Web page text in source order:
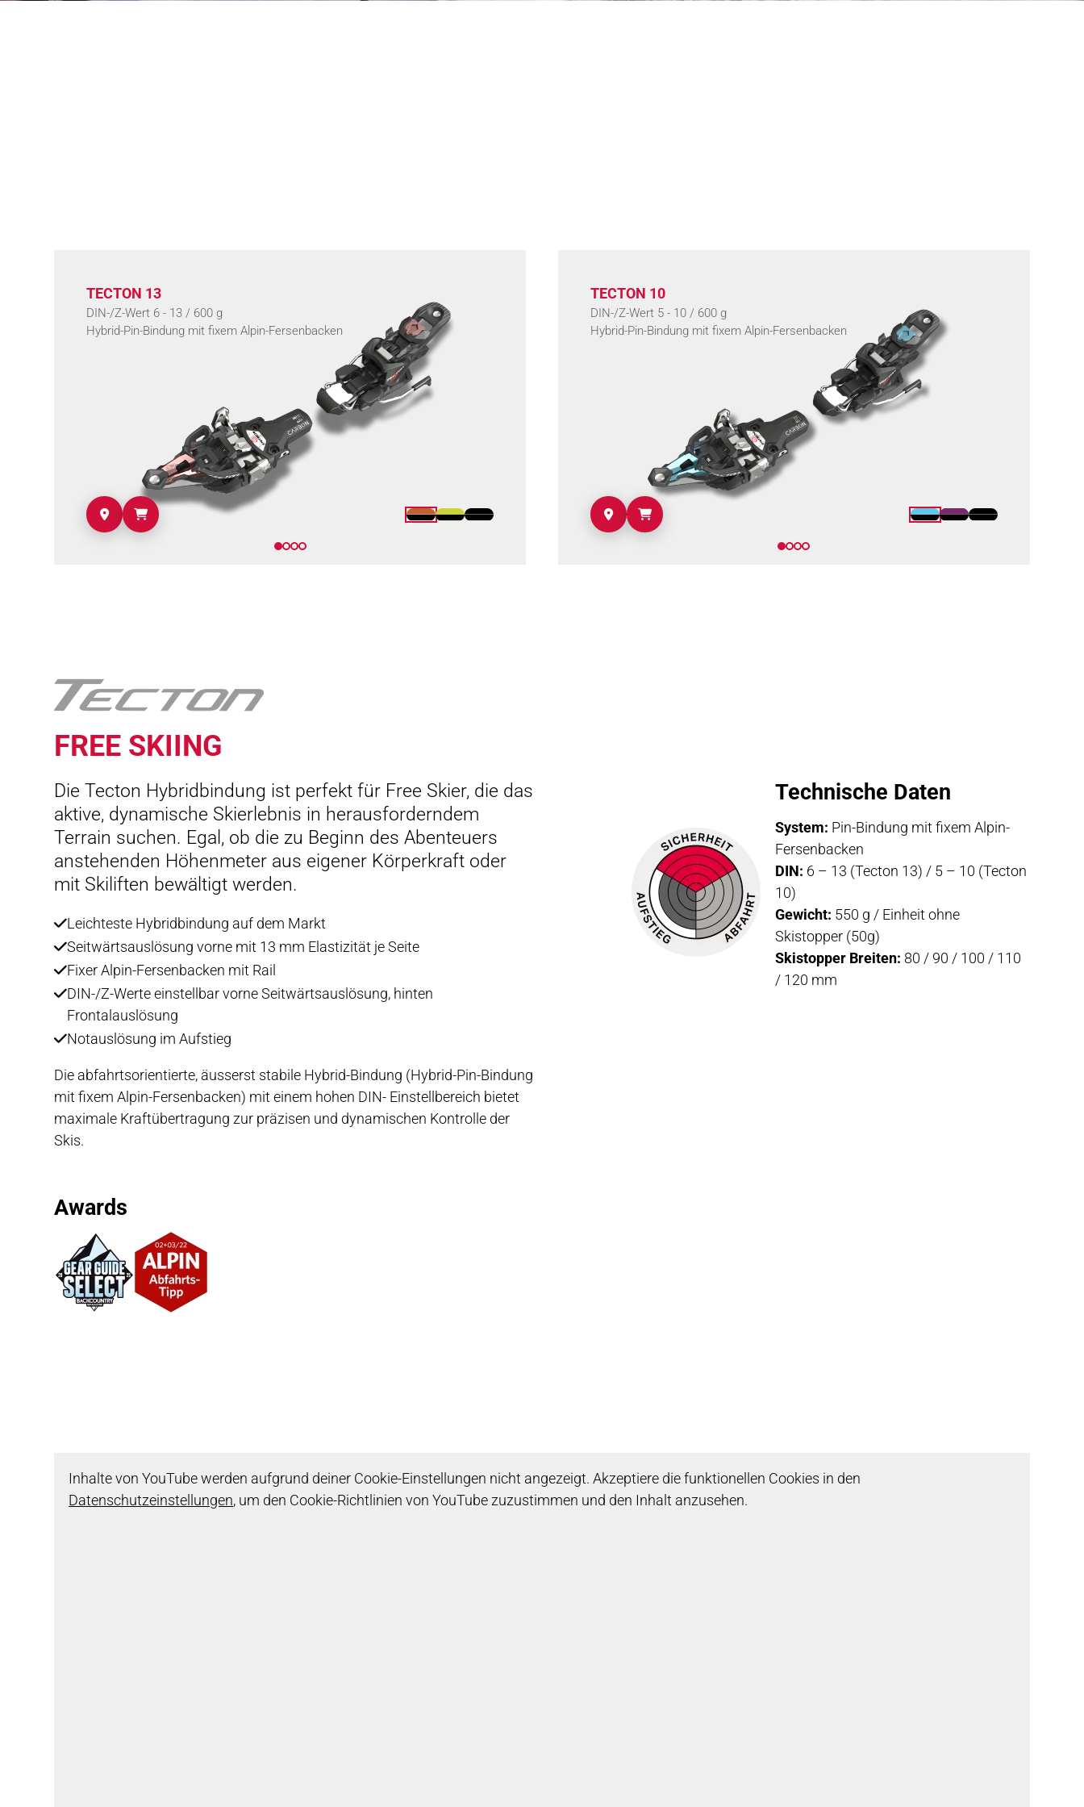
TECTON 13
DIN-/Z-Wert 6 - 13 / 600 g
Hybrid-Pin-Bindung mit fixem Alpin-Fersenbacken
TECTON 10
DIN-/Z-Wert 5 - 10 / 600 g
Hybrid-Pin-Bindung mit fixem Alpin-Fersenbacken
FREE SKIING
Die Tecton Hybridbindung ist perfekt für Free Skier, die das
aktive, dynamische Skierlebnis in herausforderndem
Terrain suchen. Egal, ob die zu Beginn des Abenteuers
anstehenden Höhenmeter aus eigener Körperkraft oder
mit Skiliften bewältigt werden.
Leichteste Hybridbindung auf dem Markt
Seitwärtsauslösung vorne mit 13 mm Elastizität je Seite
Fixer Alpin-Fersenbacken mit Rail
DIN-/Z-Werte einstellbar vorne Seitwärtsauslösung, hinten
Frontalauslösung
Notauslösung im Aufstieg
Die abfahrtsorientierte, äusserst stabile Hybrid-Bindung (Hybrid-Pin-Bindung
mit fixem Alpin-Fersenbacken) mit einem hohen DIN- Einstellbereich bietet
maximale Kraftübertragung zur präzisen und dynamischen Kontrolle der
Skis.
Awards
Technische Daten
System: Pin-Bindung mit fixem Alpin-
Fersenbacken
DIN: 6 – 13 (Tecton 13) / 5 – 10 (Tecton
10)
Gewicht: 550 g / Einheit ohne
Skistopper (50g)
Skistopper Breiten: 80 / 90 / 100 / 110
/ 120 mm
Inhalte von YouTube werden aufgrund deiner Cookie-Einstellungen nicht angezeigt. Akzeptiere die funktionellen Cookies in den
Datenschutzeinstellungen, um den Cookie-Richtlinien von YouTube zuzustimmen und den Inhalt anzusehen.